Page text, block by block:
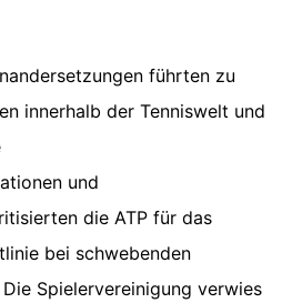
führten zu
innerhalb der Tenniswelt und
und
die ATP für das
bei schwebenden
Spielervereinigung verwies